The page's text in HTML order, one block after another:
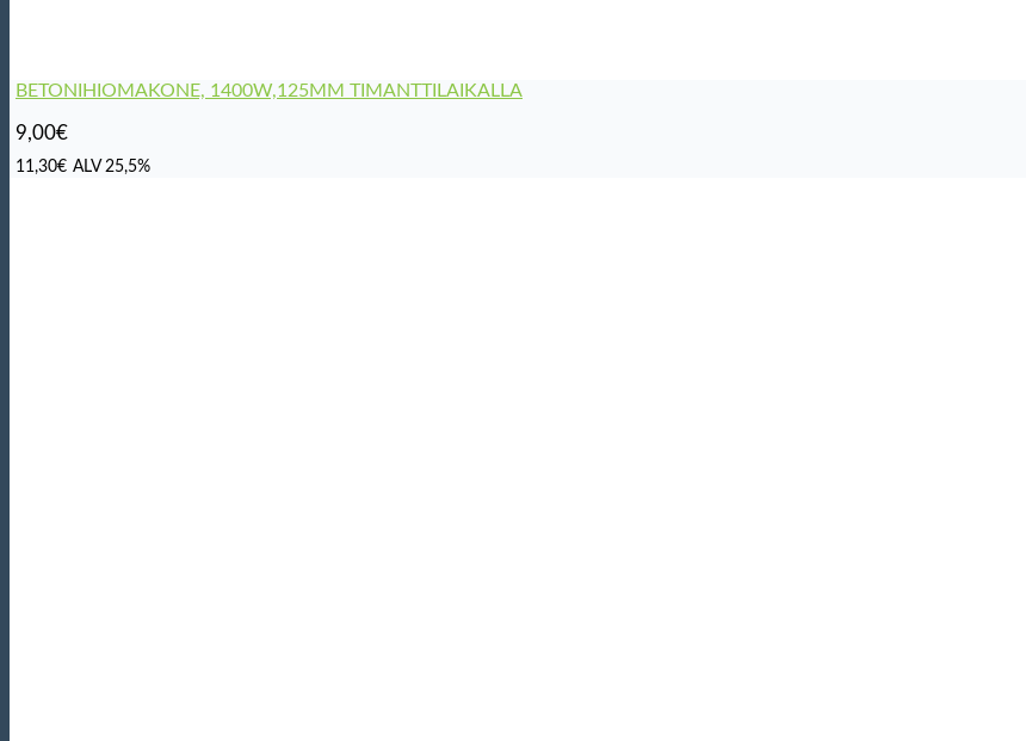
BETONIHIOMAKONE, 1400W,125MM TIMANTTILAIKALLA
9,00€
11,30€ ALV 25,5%